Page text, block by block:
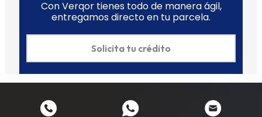
Con Verqor tienes todo de manera ágil,
entregamos directo en tu parcela.
Solicita tu crédito